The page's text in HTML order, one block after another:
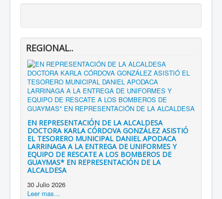
REGIONAL..
EN REPRESENTACIÓN DE LA ALCALDESA
DOCTORA KARLA CÓRDOVA GONZÁLEZ ASISTIÓ
EL TESORERO MUNICIPAL DANIEL APODACA
LARRINAGA A LA ENTREGA DE UNIFORMES Y
EQUIPO DE RESCATE A LOS BOMBEROS DE
GUAYMAS* EN REPRESENTACIÓN DE LA
ALCALDESA
30 Julio 2026
Leer mas...